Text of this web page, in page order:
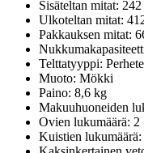
Sisäteltan mitat:
Ulkoteltan mitat:
Pakkauksen mitat:
Telttatyyppi:
Muoto: Mökki
Paino: 8,6 kg
Makuuhuoneiden
Ovien lukumäärä: 2
Kuistien lukumäärä: